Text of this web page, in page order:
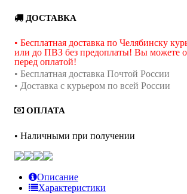
ДОСТАВКА
• Бесплатная доставка по Челябинску
или до ПВЗ без предоплаты! Вы можете
перед оплатой!
• Бесплатная доставка Почтой России
• Доставка с курьером по всей России
ОПЛАТА
• Наличными при получении
Описание
Характеристики